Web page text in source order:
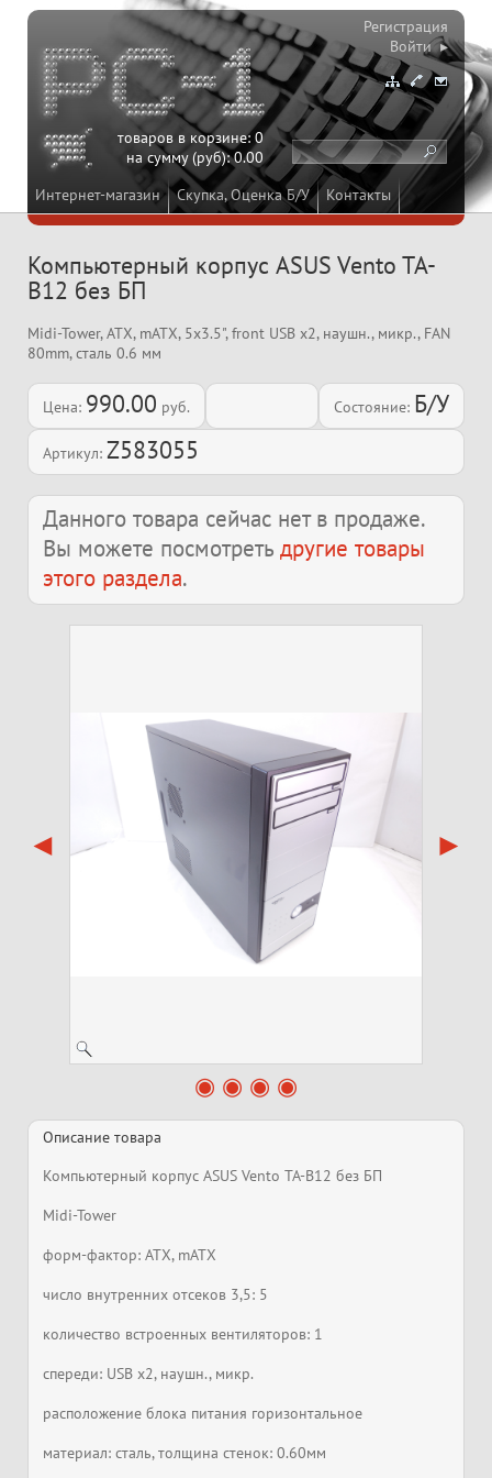
Интернет-магазин Скупка, Оценка Б/У Контакты
товаров в корзине:0
на сумму (руб):0.00
Регистрация
Войти ▸
Компьютерный корпус ASUS Vento TA-
B12 без БП
Midi-Tower, ATX, mATX, 5x3.5", front USB x2, наушн., микр., FAN
80mm, сталь 0.6 мм
Цена: 990.00 руб. Состояние: Б/У
Артикул: Z583055
Данного товара сейчас нет в продаже.
Вы можете посмотреть другие товары
этого раздела.
Описание товара
Компьютерный корпус ASUS Vento TA-B12 без БП
Midi-Tower
форм-фактор: ATX, mATX
число внутренних отсеков 3,5: 5
количество встроенных вентиляторов: 1
спереди: USB x2, наушн., микр.
расположение блока питания горизонтальное
материал: сталь, толщина стенок: 0.60мм